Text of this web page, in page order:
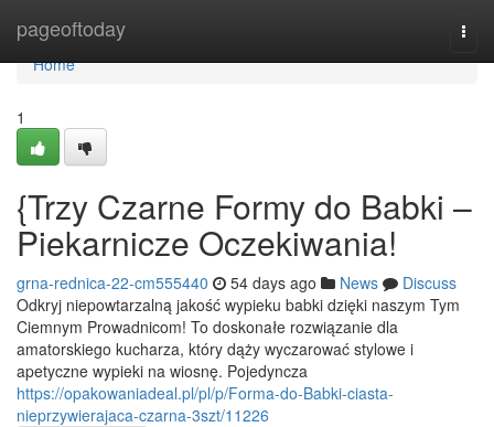
pageoftoday
Home
Home
1
{Trzy Czarne Formy do Babki –
Piekarnicze Oczekiwania!
grna-rednica-22-cm555440 54 days ago News
Discuss
Odkryj niepowtarzalną jakość wypieku babki dzięki naszym Tym
Ciemnym Prowadnicom! To doskonałe rozwiązanie dla
amatorskiego kucharza, który dąży wyczarować stylowe i
apetyczne wypieki na wiosnę. Pojedyncza
https://opakowaniadeal.pl/pl/p/Forma-do-Babki-ciasta-
nieprzywierajaca-czarna-3szt/11226